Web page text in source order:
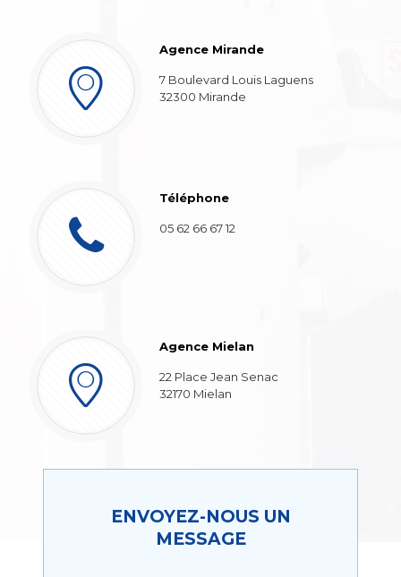
Agence Mirande
7 Boulevard Louis Laguens
32300 Mirande
Téléphone
05 62 66 67 12
Agence Mielan
22 Place Jean Senac
32170 Mielan
ENVOYEZ-NOUS UN
MESSAGE